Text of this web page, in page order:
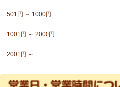
501円 ～ 1000円
1001円 ～ 2000円
2001円 ～